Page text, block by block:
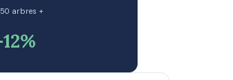
arbres +